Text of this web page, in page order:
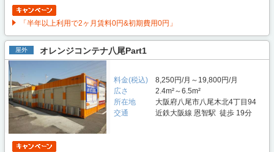
「半年以上利用で2ヶ月賃料0円&初期費用0円」
屋外 オレンジコンテナ八尾Part1
料金(税込)
8,250円/月～19,800円/月
広さ
2.4m²～6.5m²
所在地
大阪府八尾市八尾木北4丁目94
交通
近鉄大阪線 恩智駅 徒歩 19分